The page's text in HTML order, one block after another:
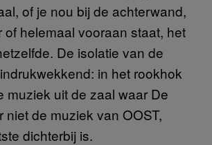
of je nou bij de achterwand,
of helemaal vooraan staat, het
De isolatie van de
in het rookhok
muziek uit de zaal waar De
niet de muziek van OOST,
dichterbij is.